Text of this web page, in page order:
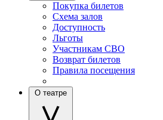
Покупка билетов
Схема залов
Доступность
Льготы
Участникам СВО
Возврат билетов
Правила посещения
О театре